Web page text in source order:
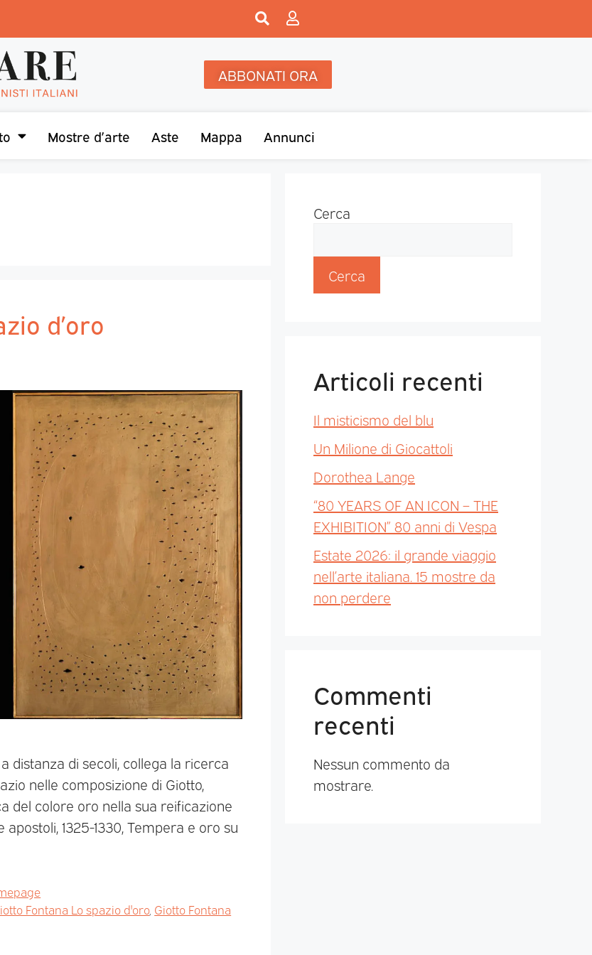
ABBONATI ORA
Mostre d’arte Aste Mappa Annunci
d’oro
distanza di secoli, collega la ricerca
nelle composizione di Giotto,
del colore oro nella sua reificazione
1325-1330, Tempera e oro su
Fontana Lo spazio d'oro, Giotto Fontana
Cerca
Cerca
Articoli recenti
Il misticismo del blu
Un Milione di Giocattoli
Dorothea Lange
“80 YEARS OF AN ICON – THE
EXHIBITION” 80 anni di Vespa
Estate 2026: il grande viaggio
nell’arte italiana. 15 mostre da
non perdere
Commenti
recenti
Nessun commento da
mostrare.